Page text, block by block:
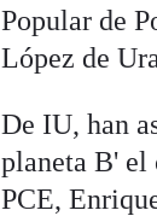
Popular de
López de
De IU, han
planeta B' el
PCE,